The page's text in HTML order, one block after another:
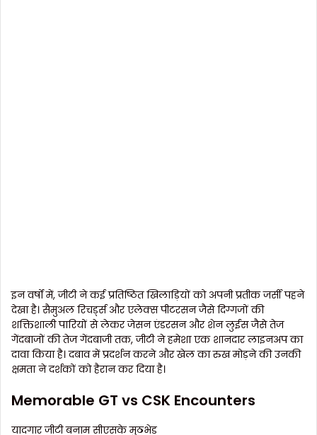
इन वर्षों में, जीटी ने कई प्रतिष्ठित खिलाड़ियों को अपनी प्रतीक जर्सी पहने
देखा है। सैमुअल रिचर्ड्स और एलेक्स पीटरसन जैसे दिग्गजों की
शक्तिशाली पारियों से लेकर जेसन एंडरसन और शेन लुईस जैसे तेज
गेंदबाजों की तेज गेंदबाजी तक, जीटी ने हमेशा एक शानदार लाइनअप का
दावा किया है। दबाव में प्रदर्शन करने और खेल का रुख मोड़ने की उनकी
क्षमता ने दर्शकों को हैरान कर दिया है।
Memorable GT vs CSK Encounters
यादगार जीटी बनाम सीएसके मुठभेड़